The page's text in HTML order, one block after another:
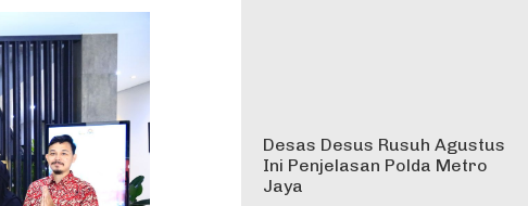
Desas Desus Rusuh Agustus
Ini Penjelasan Polda Metro
Jaya